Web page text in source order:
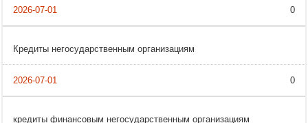
0
Кредиты негосударственным организациям
0
кредиты финансовым негосударственным организациям